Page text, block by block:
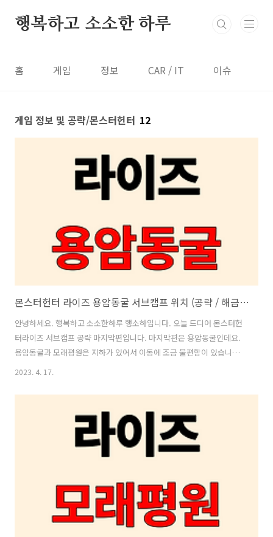
행복하고 소소한 하루
홈 게임 정보 CAR / IT 이슈
게임 정보 및 공략/몬스터헌터 12
몬스터헌터 라이즈 용암동굴 서브캠프 위치 (공략 / 해금조건 / 방법 / 퀘스트 )
안녕하세요. 행복하고 소소한하루 행소하입니다. 오늘 드디어 몬스터헌
터라이즈 서브캠프 공략 마지막편입니다. 마지막편은 용암동굴인데요.
용암동굴과 모래평원은 지하가 있어서 이동에 조금 불편함이 있습니다.
자세히 살펴보시고 위치 오해 없으셨으면 좋겠습니다. 지난번 포스팅과
캠프란? 몬스터헌터 라이즈의 경우 맵이 크진 않지만, 각 맵마다 지형지
물과 몬스터들 때문에 가끔 이동에 불편함을 느낄 때가 많습니다. 또한,
퀘스트 진행중 장비를 교체하거나 식사를 하기위해 거점으로 다시 돌아
가야하는 경우가 있는데요. 이를 해결하기 위해 있는게 바로 서브캠프입
니다. 서브캠프는 모든맵에 한개 또는 두개씩 있습니다. 서브캠프에서는
2023. 4. 17.